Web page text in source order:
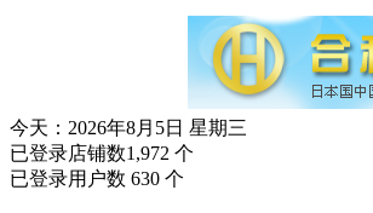
今天：2026年8月5日 星期三
已登录店铺数1,972 个
已登录用户数 630 个